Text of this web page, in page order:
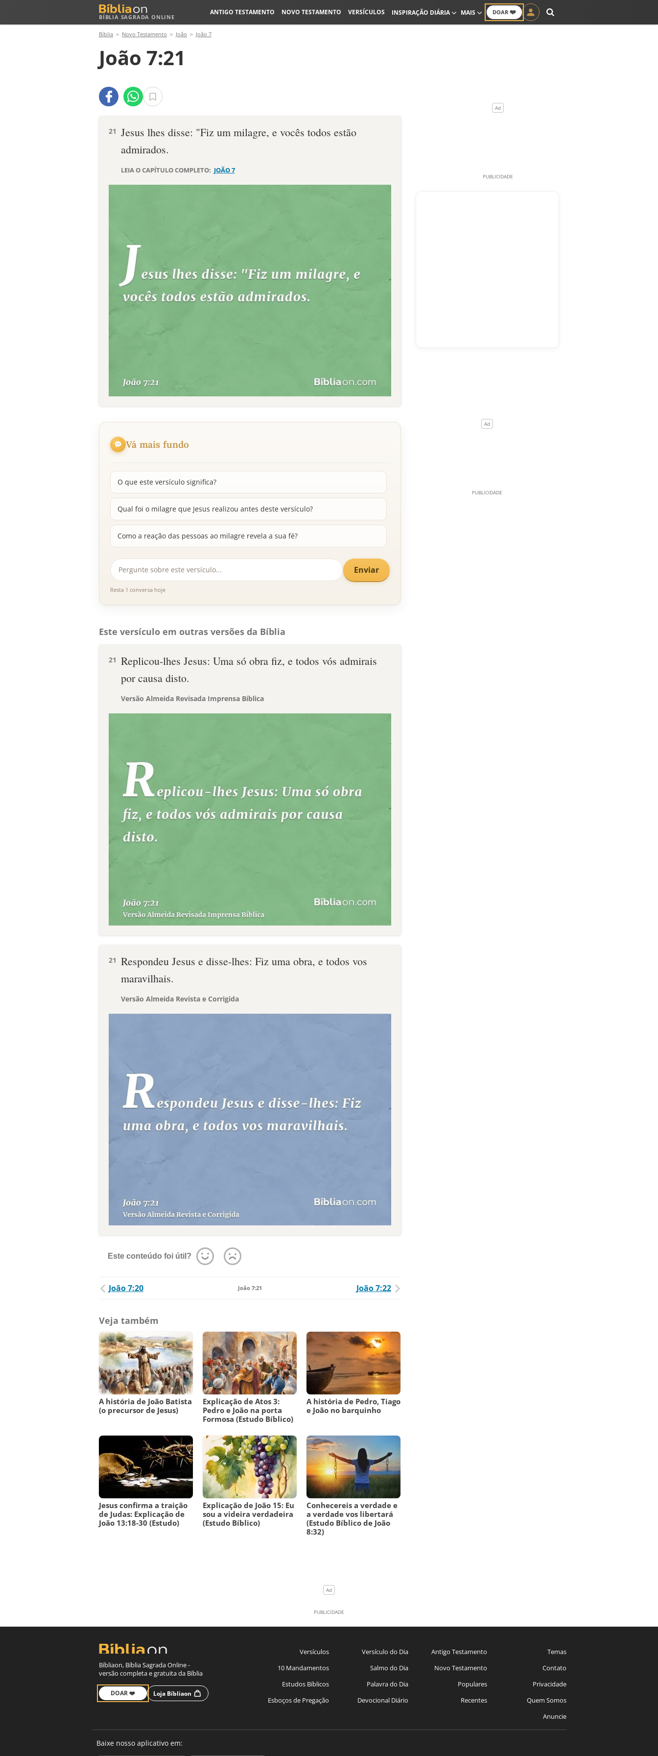
BÍBLIA SAGRADA ONLINE
DOAR ❤️
ANTIGO TESTAMENTO NOVO TESTAMENTO VERSÍCULOS INSPIRAÇÃO DIÁRIA MAIS
Bíblia Novo Testamento João João 7
João 7:21
21 Jesus lhes disse: "Fiz um milagre, e vocês todos estão
admirados.
LEIA O CAPÍTULO COMPLETO: JOÃO 7
Vá mais fundo
O que este versículo significa?
Qual foi o milagre que Jesus realizou antes deste versículo?
Como a reação das pessoas ao milagre revela a sua fé?
Enviar
Resta 1 conversa hoje
Este versículo em outras versões da Bíblia
21 Replicou-lhes Jesus: Uma só obra fiz, e todos vós admirais
por causa disto.
Versão Almeida Revisada Imprensa Bíblica
21 Respondeu Jesus e disse-lhes: Fiz uma obra, e todos vos
maravilhais.
Versão Almeida Revista e Corrigida
Este conteúdo foi útil?
João 7:20 João 7:21 João 7:22
Veja também
A história de João Batista
(o precursor de Jesus)
Explicação de Atos 3:
Pedro e João na porta
Formosa (Estudo Bíblico)
A história de Pedro, Tiago
e João no barquinho
Jesus confirma a traição
de Judas: Explicação de
João 13:18-30 (Estudo)
Explicação de João 15: Eu
sou a videira verdadeira
(Estudo Bíblico)
Conhecereis a verdade e
a verdade vos libertará
(Estudo Bíblico de João
8:32)
Bíbliaon, Bíblia Sagrada Online -
versão completa e gratuita da Bíblia
DOAR ❤️ Loja Bíbliaon
Versículos
10 Mandamentos
Estudos Bíblicos
Esboços de Pregação
Versículo do Dia
Salmo do Dia
Palavra do Dia
Devocional Diário
Antigo Testamento
Novo Testamento
Populares
Recentes
Temas
Contato
Privacidade
Quem Somos
Anuncie
Baixe nosso aplicativo em: